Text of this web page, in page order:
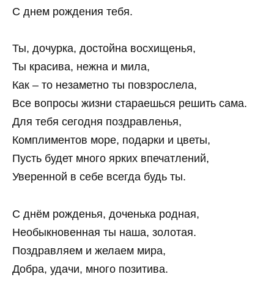
С днем рождения тебя.
Ты, дочурка, достойна восхищенья,
Ты красива, нежна и мила,
Как – то незаметно ты повзрослела,
Все вопросы жизни стараешься решить сама.
Для тебя сегодня поздравленья,
Комплиментов море, подарки и цветы,
Пусть будет много ярких впечатлений,
Уверенной в себе всегда будь ты.
С днём рожденья, доченька родная,
Необыкновенная ты наша, золотая.
Поздравляем и желаем мира,
Добра, удачи, много позитива.